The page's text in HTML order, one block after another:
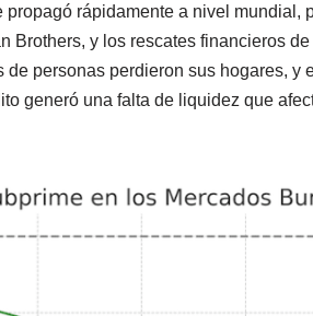
rápidamente a nivel mundial,
Brothers, y los rescates financieros
de personas perdieron sus hogares, y
generó una falta de liquidez que